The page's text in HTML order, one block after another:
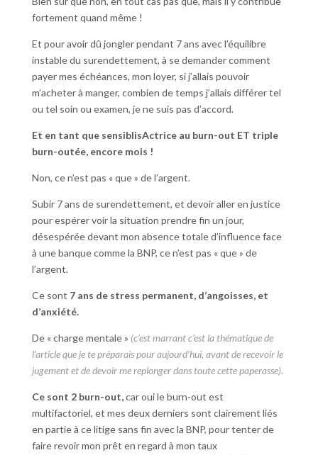
fortement quand même !
Et pour avoir dû jongler pendant 7 ans avec l’équilibre
instable du surendettement, à se demander comment
payer mes échéances, mon loyer, si j’allais pouvoir
m’acheter à manger, combien de temps j’allais différer tel
ou tel soin ou examen, je ne suis pas d’accord.
Et en tant que sensiblisActrice au burn-out ET triple
burn-outée, encore mois !
Non, ce n’est pas « que » de l’argent.
Subir 7 ans de surendettement, et devoir aller en justice
pour espérer voir la situation prendre fin un jour,
désespérée devant mon absence totale d’influence face
à une banque comme la BNP, ce n’est pas « que » de
l’argent.
Ce sont 7 ans de stress permanent, d’angoisses, et
d’anxiété.
De « charge mentale » (c’est marrant c’est la thématique de
l’article que je te préparais pour aujourd’hui, avant de recevoir le
jugement et de devoir me replonger dans toute cette paperasse).
Ce sont 2 burn-out,car oui le burn-out est
multifactoriel, et mes deux derniers sont clairement liés
en partie à ce litige sans fin avec la BNP, pour tenter de
faire revoir mon prêt en regard à mon taux